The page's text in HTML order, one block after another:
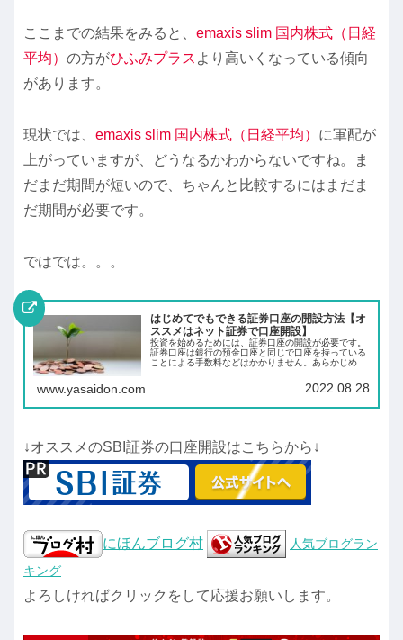
ここまでの結果をみると、 emaxis slim 国内株式（日経
平均） の方がひふみプラス より高いくなっている傾向
があります。
現状では、 emaxis slim 国内株式（日経平均） に軍配が
上がっていますが、どうなるかわからないですね。ま
だまだ期間が短いので、ちゃんと比較するにはまだま
だ期間が必要です。
ではでは。。。
はじめてでもできる証券口座の開設方法【オ
ススメはネット証券で口座開設】
投資を始めるためには、証券口座の開設が必要です。
証券口座は銀行の預金口座と同じで口座を持っている
ことによる手数料などはかかりません。あらかじめ証
www.yasaidon.com 2022.08.28
↓オススメのSBI証券の口座開設はこちらから↓
にほんブログ村
人気ブログラン
キング
よろしければクリックをして応援お願いします。